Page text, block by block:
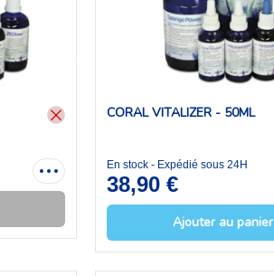
CORAL VITALIZER - 50ML
En stock - Expédié sous 24H
38,90 €
Ajouter au panier